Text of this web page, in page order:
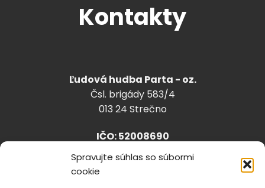
Spravujte súhlas so súbormi
cookie
Kontakty
Ľudová hudba Parta - oz.
Čsl. brigády 583/4
013 24 Strečno
IČO: 52008690